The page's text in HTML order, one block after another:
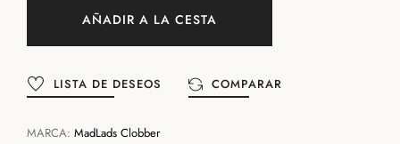
AÑADIR A LA CESTA
LISTA DE DESEOS COMPARAR
MARCA: MadLads Clobber